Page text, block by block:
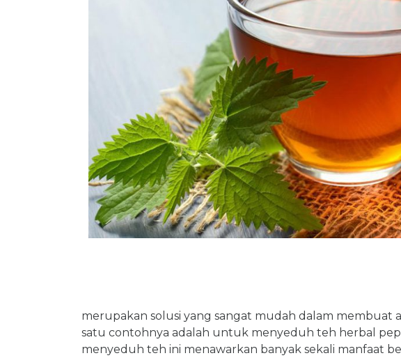
merupakan solusi yang sangat mudah dalam membuat
satu contohnya adalah untuk menyeduh teh herbal
menyeduh teh ini menawarkan banyak sekali manfaat